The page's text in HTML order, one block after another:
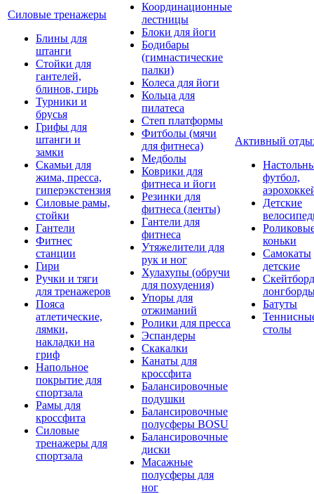
Силовые тренажеры
Блины для
штанги
Стойки для
гантелей,
блинов, гирь
Турники и
брусья
Грифы для
штанги и
замки
Скамьи для
жима, пресса,
гиперэкстензия
Силовые рамы,
стойки
Гантели
Фитнес
станции
Гири
Ручки и тяги
для тренажеров
Пояса
атлетические,
лямки,
накладки на
гриф
Напольное
покрытие для
спортзала
Рамы для
кроссфита
Силовые
тренажеры для
спортзала
Координационные
лестницы
Блоки для йоги
Бодибары
(гимнастические
палки)
Колеса для йоги
Кольца для
пилатеса
Степ платформы
Фитболы (мячи
для фитнеса)
Медболы
Коврики для
фитнеса и йоги
Резинки для
фитнеса (ленты)
Гантели для
фитнеса
Утяжелители для
рук и ног
Хулахупы (обручи
для похудения)
Упоры для
отжиманий
Ролики для пресса
Эспандеры
Скакалки
Канаты для
кроссфита
Балансировочные
подушки
Балансировочные
полусферы BOSU
Балансировочные
диски
Масажные
полусферы для
ног
Активный
футбол,
Детские
коньки
Самокаты
детские
Батуты
столы